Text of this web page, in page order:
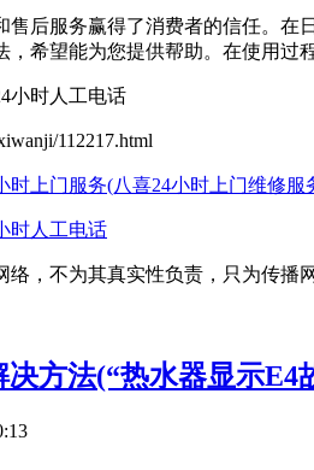
后服务赢得了消费者的信任。在
，希望能为您提供帮助。在使用过
小时人工电话
112217.html
时上门服务(八喜24小时上门维修服
时人工电话
络，不为其真实性负责，只为传
决方法(“热水器显示E4